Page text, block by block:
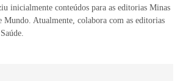
inicialmente conteúdos para as editorias Minas
Mundo. Atualmente, colabora com as editorias